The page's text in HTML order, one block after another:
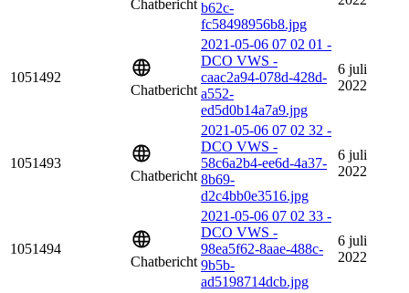
Chatbericht b62c-
fc58498956b8.jpg
1051492
Chatbericht
2021-05-06 07 02 01 -
DCO VWS -
caac2a94-078d-428d-
a552-
ed5d0b14a7a9.jpg
6 juli
2022
1051493
Chatbericht
2021-05-06 07 02 32 -
DCO VWS -
58c6a2b4-ee6d-4a37-
8b69-
d2c4bb0e3516.jpg
6 juli
2022
1051494
Chatbericht
2021-05-06 07 02 33 -
DCO VWS -
98ea5f62-8aae-488c-
9b5b-
ad5198714dcb.jpg
6 juli
2022